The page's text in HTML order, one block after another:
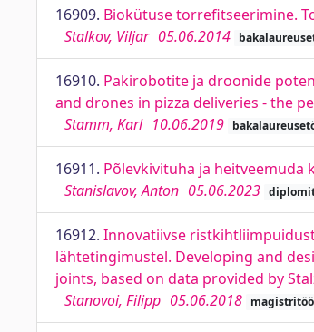
16909. Biokütuse torrefitseerimine.
Stalkov, Viljar 05.06.2014
16910. Pakirobotite ja droonide
and drones in pizza deliveries - the
Stamm, Karl 10.06.2019
16911. Põlevkivituha ja heitveemuda
Stanislavov, Anton 05.06.2023
16912. Innovatiivse
lähtetingimustel. Developing and
joints, based on data provided by
Stanovoi, Filipp 05.06.2018